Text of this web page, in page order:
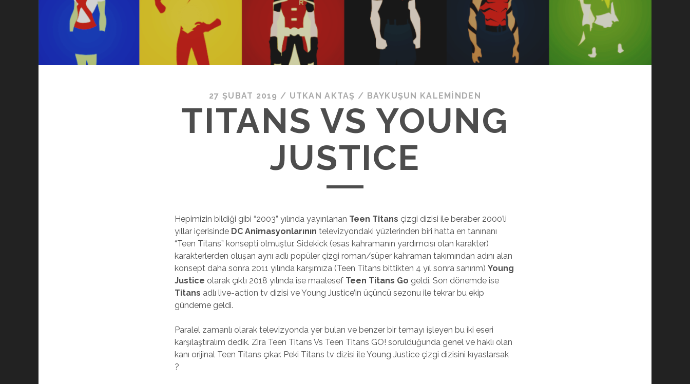
27 ŞUBAT 2019 / UTKAN AKTAŞ / BAYKUŞUN KALEMINDEN
TITANS VS YOUNG
JUSTICE
Hepimizin bildiği gibi “2003” yılında yayınlanan Teen Titans çizgi dizisi ile beraber 2000’li
yıllar içerisinde DC Animasyonlarının televizyondaki yüzlerinden biri hatta en tanınanı
“Teen Titans” konsepti olmuştur. Sidekick (esas kahramanın yardımcısı olan karakter)
karakterlerden oluşan aynı adlı popüler çizgi roman/süper kahraman takımından adını alan
konsept daha sonra 2011 yılında karşımıza (Teen Titans bittikten 4 yıl sonra sanırım)Young
Justice olarak çıktı 2018 yılında ise maalesef Teen Titans Go geldi. Son dönemde ise
Titans adlı live-action tv dizisi ve Young Justice’in üçüncü sezonu ile tekrar bu ekip
gündeme geldi.
Paralel zamanlı olarak televizyonda yer bulan ve benzer bir temayı işleyen bu iki eseri
karşılaştıralım dedik. Zira Teen Titans Vs Teen Titans GO! sorulduğunda genel ve haklı olan
kanı orijinal Teen Titans çıkar. Peki Titans tv dizisi ile Young Justice çizgi dizisini kıyaslarsak
?